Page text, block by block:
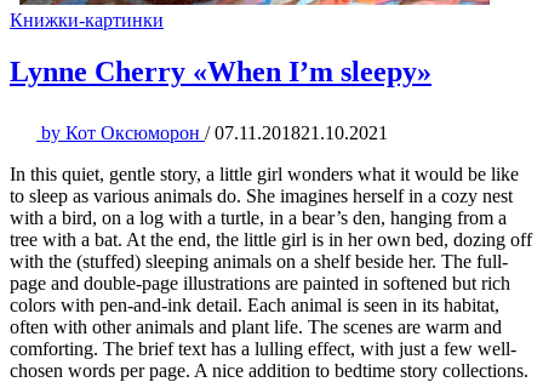
Книжки-картинки
Lynne Cherry «When I’m sleepy»
by Кот Оксюморон / 07.11.201821.10.2021
In this quiet, gentle story, a little girl wonders what it would be like
to sleep as various animals do. She imagines herself in a cozy nest
with a bird, on a log with a turtle, in a bear’s den, hanging from a
tree with a bat. At the end, the little girl is in her own bed, dozing off
with the (stuffed) sleeping animals on a shelf beside her. The full-
page and double-page illustrations are painted in softened but rich
colors with pen-and-ink detail. Each animal is seen in its habitat,
often with other animals and plant life. The scenes are warm and
comforting. The brief text has a lulling effect, with just a few well-
chosen words per page. A nice addition to bedtime story collections.